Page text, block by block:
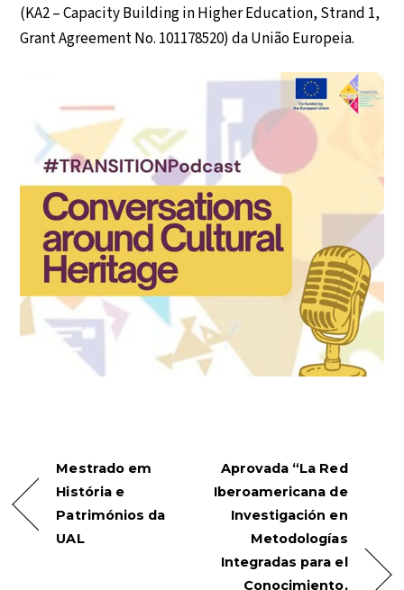
(KA2 – Capacity Building in Higher Education, Strand 1,
Grant Agreement No. 101178520) da União Europeia.
Mestrado em
História e
Patrimónios da
UAL
Aprovada “La Red
Iberoamericana de
Investigación en
Metodologías
Integradas para el
Conocimiento,